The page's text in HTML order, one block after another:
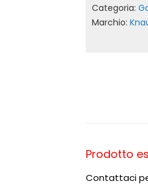
Categoria:
Marchio:
Prodotto
Contattaci